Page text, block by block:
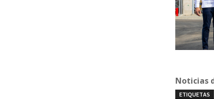
Noticias
ETIQUETAS